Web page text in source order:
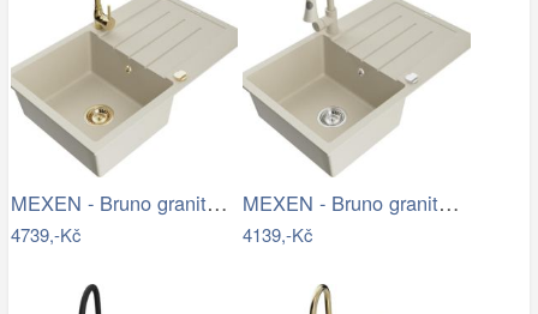
MEXEN - Bruno granitový dřez s…
4739,-Kč
MEXEN - Bruno granitový dřez 1 s…
4139,-Kč